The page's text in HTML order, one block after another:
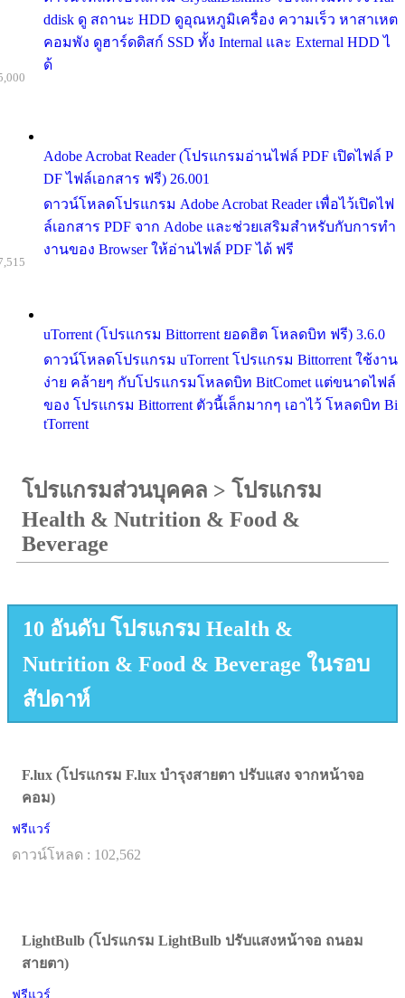
ddisk ดู สถานะ HDD ดูอุณหภูมิเครื่อง ความเร็ว หาสาเหต
คอมพัง ดูฮาร์ดดิสก์ SSD ทั้ง Internal และ External HDD ไ
ด้
Adobe Acrobat Reader (โปรแกรมอ่านไฟล์ PDF เปิดไฟล์ P
DF ไฟล์เอกสาร ฟรี) 26.001
ดาวน์โหลดโปรแกรม Adobe Acrobat Reader เพื่อไว้เปิดไฟ
ล์เอกสาร PDF จาก Adobe และช่วยเสริมสำหรับกับการทำ
งานของ Browser ให้อ่านไฟล์ PDF ได้ ฟรี
uTorrent (โปรแกรม Bittorrent ยอดฮิต โหลดบิท ฟรี) 3.6.0
ดาวน์โหลดโปรแกรม uTorrent โปรแกรม Bittorrent ใช้งาน
ง่าย คล้ายๆ กับโปรแกรมโหลดบิท BitComet แต่ขนาดไฟล์
ของ โปรแกรม Bittorrent ตัวนี้เล็กมากๆ เอาไว้ โหลดบิท Bi
tTorrent
โปรแกรมส่วนบุคคล > โปรแกรม
Health & Nutrition & Food &
Beverage
10 อันดับ โปรแกรม Health &
Nutrition & Food & Beverage ในรอบ
สัปดาห์
F.lux (โปรแกรม F.lux บำรุงสายตา ปรับแสง จากหน้าจอ
คอม)
ฟรีแวร์
ดาวน์โหลด : 102,562
LightBulb (โปรแกรม LightBulb ปรับแสงหน้าจอ ถนอม
สายตา)
ฟรีแวร์